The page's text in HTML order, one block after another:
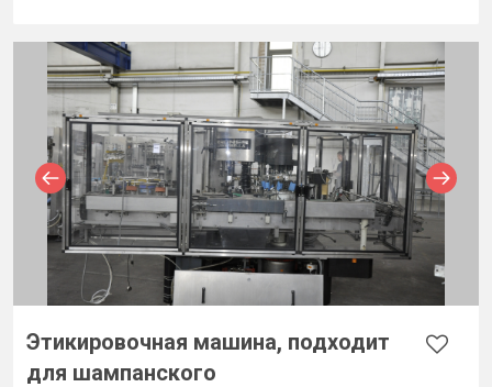
Этикировочная машина, подходит
для шампанского